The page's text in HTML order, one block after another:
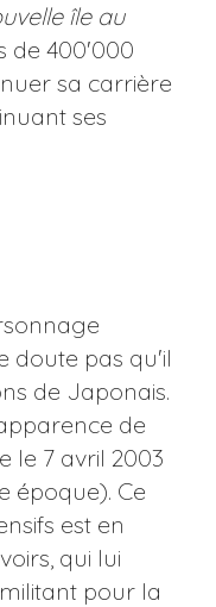
île au
de 400'000
sa carrière
ses
doute pas qu'il
de Japonais.
de
le 7 avril 2003
époque). Ce
est en
qui lui
pour la